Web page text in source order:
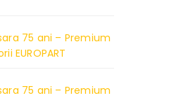
75 ani – Premium
EUROPART
75 ani – Premium